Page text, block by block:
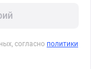
согласно политики